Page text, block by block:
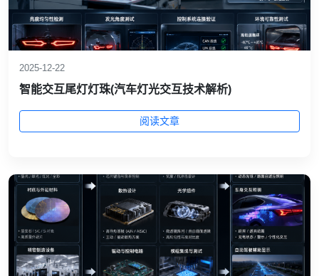
2025-12-22
智能交互尾灯灯珠(汽车灯光交互技术解析)
阅读文章